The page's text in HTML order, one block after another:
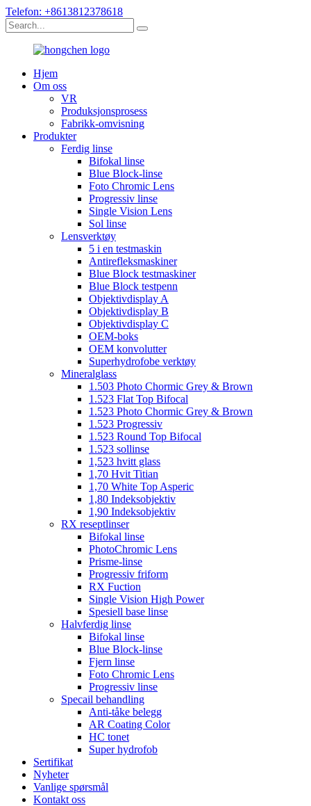
Telefon: +8613812378618
Hjem
Om oss
VR
Produksjonsprosess
Fabrikk-omvisning
Produkter
Ferdig linse
Bifokal linse
Blue Block-linse
Foto Chromic Lens
Progressiv linse
Single Vision Lens
Sol linse
Lensverktøy
5 i en testmaskin
Antirefleksmaskiner
Blue Block testmaskiner
Blue Block testpenn
Objektivdisplay A
Objektivdisplay B
Objektivdisplay C
OEM-boks
OEM konvolutter
Superhydrofobe verktøy
Mineralglass
1.503 Photo Chormic Grey & Brown
1.523 Flat Top Bifocal
1.523 Photo Chormic Grey & Brown
1.523 Progressiv
1.523 Round Top Bifocal
1.523 sollinse
1,523 hvitt glass
1,70 Hvit Titian
1,70 White Top Asperic
1,80 Indeksobjektiv
1,90 Indeksobjektiv
RX reseptlinser
Bifokal linse
PhotoChromic Lens
Prisme-linse
Progressiv friform
RX Fuction
Single Vision High Power
Spesiell base linse
Halvferdig linse
Bifokal linse
Blue Block-linse
Fjern linse
Foto Chromic Lens
Progressiv linse
Specail behandling
Anti-tåke belegg
AR Coating Color
HC tonet
Super hydrofob
Sertifikat
Nyheter
Vanlige spørsmål
Kontakt oss